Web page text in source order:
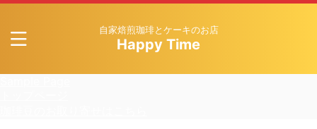
自家焙煎珈琲とケーキのお店
Happy Time